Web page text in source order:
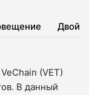
(VET)
В данный